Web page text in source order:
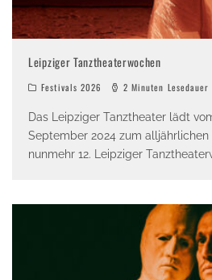
Leipziger Tanztheaterwochen
Festivals 2026 2 Minuten Lesedauer
Das Leipziger Tanztheater lädt
September 2024 zum alljährlichen
nunmehr 12. Leipziger